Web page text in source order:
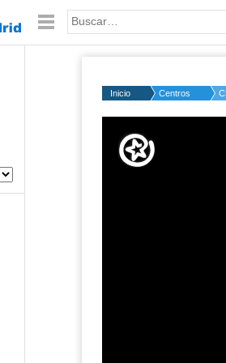
Palabra o frase:
Inicio Centros
50%